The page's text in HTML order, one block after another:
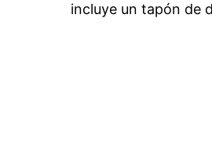
incluye un tapón de